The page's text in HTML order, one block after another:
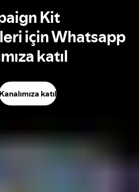
Kit
için Whatsapp
katıl
katıl